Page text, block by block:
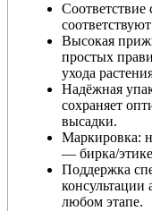
Высокая
простых
ухода
Надёжная
сохраняет
высадки.
Маркировка:
— бирка/
Поддержка
любом этапе.